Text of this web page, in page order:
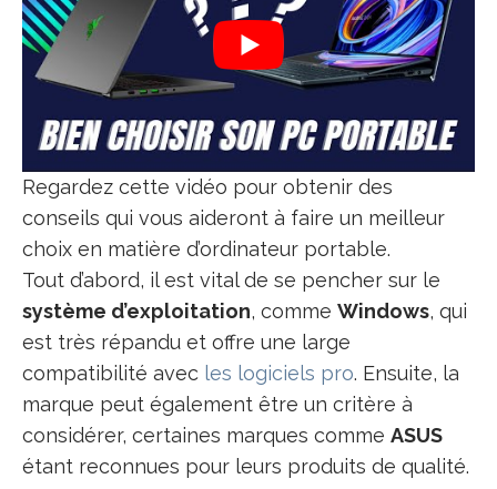
Regardez cette vidéo pour obtenir des
conseils qui vous aideront à faire un meilleur
choix en matière d’ordinateur portable.
Tout d’abord, il est vital de se pencher sur le
système d’exploitation, comme Windows, qui
est très répandu et offre une large
compatibilité avec les logiciels pro. Ensuite, la
marque peut également être un critère à
considérer, certaines marques comme ASUS
étant reconnues pour leurs produits de qualité.